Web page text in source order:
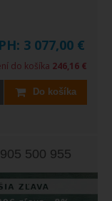
3 077,00 €
do košíka 246,16 €
Do košíka
500 955